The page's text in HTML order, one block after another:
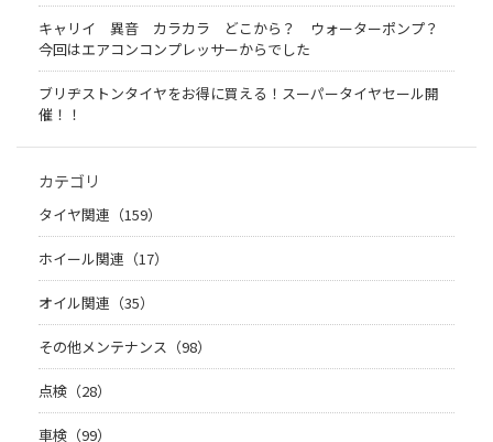
キャリイ 異音 カラカラ どこから？ ウォーターポンプ？
今回はエアコンコンプレッサーからでした
ブリヂストンタイヤをお得に買える！スーパータイヤセール開
催！！
カテゴリ
タイヤ関連（159）
ホイール関連（17）
オイル関連（35）
その他メンテナンス（98）
点検（28）
車検（99）